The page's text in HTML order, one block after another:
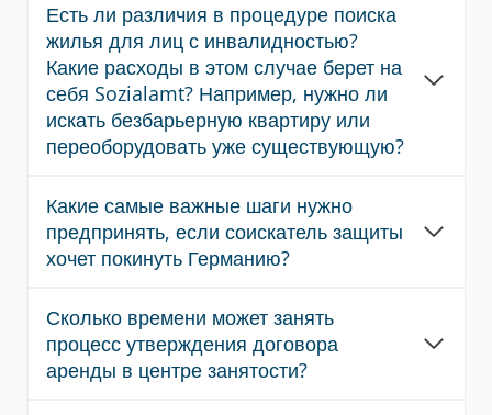
Есть ли различия в процедуре поиска
жилья для лиц с инвалидностью?
Какие расходы в этом случае берет на
себя Sozialamt? Например, нужно ли
искать безбарьерную квартиру или
переоборудовать уже существующую?
Какие самые важные шаги нужно
предпринять, если соискатель защиты
хочет покинуть Германию?
Сколько времени может занять
процесс утверждения договора
аренды в центре занятости?